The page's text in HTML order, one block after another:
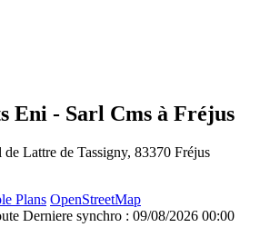
Eni - Sarl Cms à Fréjus
Lattre de Tassigny, 83370 Fréjus
Plans OpenStreetMap
Derniere synchro : 09/08/2026 00:00